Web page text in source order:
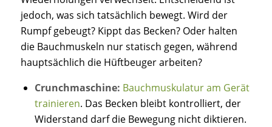
jedoch, was sich tatsächlich bewegt. Wird der
Rumpf gebeugt? Kippt das Becken? Oder halten
die Bauchmuskeln nur statisch gegen, während
hauptsächlich die Hüftbeuger arbeiten?
Crunchmaschine: Bauchmuskulatur am Gerät
trainieren. Das Becken bleibt kontrolliert, der
Widerstand darf die Bewegung nicht diktieren.